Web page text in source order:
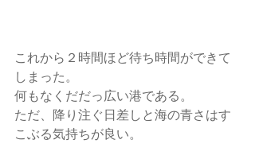
これから２時間ほど待ち時間ができて
しまった。
何もなくだだっ広い港である。
ただ、降り注ぐ日差しと海の青さはす
こぶる気持ちが良い。